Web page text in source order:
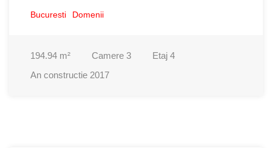
Bucuresti Domenii
194.94 m² Camere 3 Etaj 4
An constructie 2017